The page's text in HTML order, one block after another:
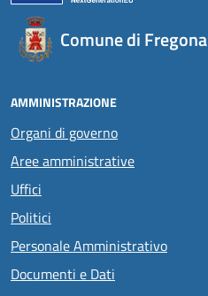
Comune di Fregona
AMMINISTRAZIONE
Organi di governo
Aree amministrative
Uffici
Politici
Personale Amministrativo
Documenti e Dati